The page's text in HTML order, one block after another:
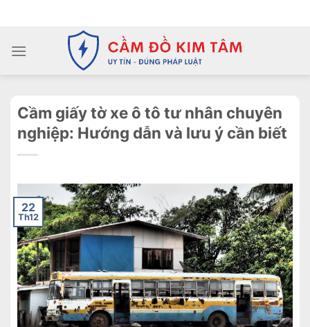
dung
Cầm giấy tờ xe ô tô tư nhân chuyên
nghiệp: Hướng dẫn và lưu ý cần biết
22
Th12